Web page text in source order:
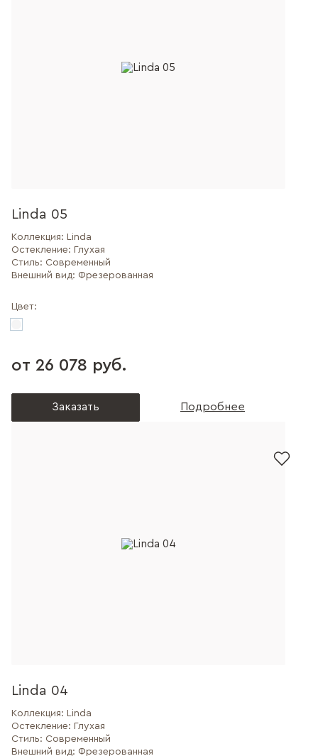
Linda 05
Коллекция: Linda
Остекление: Глухая
Стиль: Современный
Внешний вид: Фрезерованная
Цвет:
от 26 078 руб.
Заказать Подробнее
Linda 04
Коллекция: Linda
Остекление: Глухая
Стиль: Современный
Внешний вид: Фрезерованная